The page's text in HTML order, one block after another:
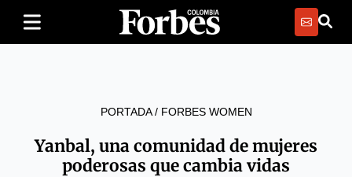
PORTADA/ FORBES WOMEN
Yanbal, una comunidad de mujeres
poderosas que cambia vidas